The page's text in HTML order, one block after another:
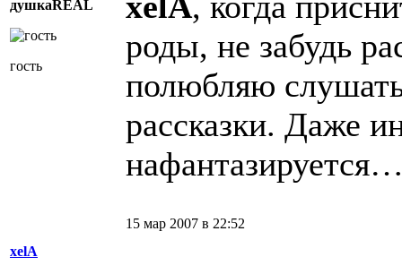
душкаREAL
гость
роды, не забудь
полюбляю
рассказки. Даже
xelA
15 мар 2007 в 22:52